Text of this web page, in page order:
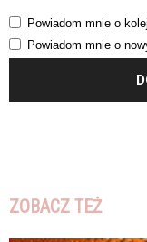
Powiadom mnie o
Powiadom mnie o
ZOBACZ TEŻ